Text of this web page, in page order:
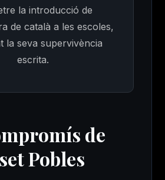
la introducció de
de català a les escoles,
la seva supervivència
escrita.
de
Pobles